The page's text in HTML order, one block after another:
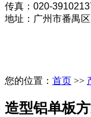
传真：020-
地址：广州市番禺
您的位置： 首页 >>
造型铝单板